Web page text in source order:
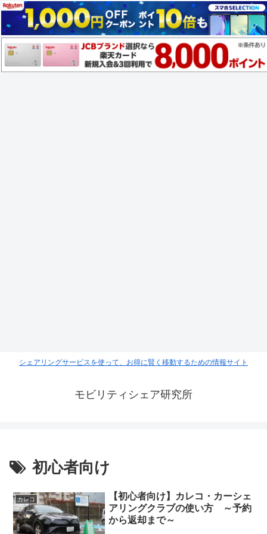
シェアリングサービスを使って、お得に賢く移動するための情報サイト
モビリティシェア研究所
初心者向け
カレコ
【初心者向け】カレコ・カーシェ
アリングクラブの使い方 ～予約
から返却まで～